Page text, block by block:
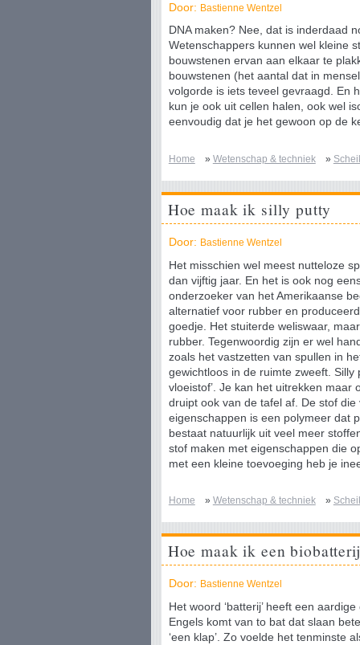
Door: Bastienne Wentzel
DNA maken? Nee, dat is inderdaad
Wetenschappers kunnen wel kleine
bouwstenen ervan aan elkaar te
bouwstenen (het aantal dat in
volgorde is iets teveel gevraagd. En
kun je ook uit cellen halen, ook wel
eenvoudig dat je het gewoon op de
Home » Wetenschap & techniek »
Hoe maak ik silly putty
Door: Bastienne Wentzel
Het misschien wel meest nutteloze
dan vijftig jaar. En het is ook nog
onderzoeker van het Amerikaanse
alternatief voor rubber en
goedje. Het stuiterde weliswaar,
rubber. Tegenwoordig zijn er wel
zoals het vastzetten van spullen in
gewichtloos in de ruimte zweeft. Silly
vloeistof’. Je kan het uitrekken maar
druipt ook van de tafel af. De stof
eigenschappen is een polymeer dat
bestaat natuurlijk uit veel meer
stof maken met eigenschappen die
met een kleine toevoeging heb je
Home » Wetenschap & techniek »
Hoe maak ik een biobatterij
Door: Bastienne Wentzel
Het woord ‘batterij’ heeft een
Engels komt van to bat dat slaan
‘een klap’. Zo voelde het tenminste